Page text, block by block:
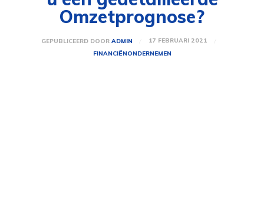
Omzetprognose?
GEPUBLICEERD DOOR ADMIN
17 FEBRUARI 2021
FINANCIËNONDERNEMEN